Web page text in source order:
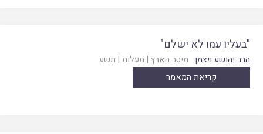
"בעליו עמו לא ישלם"
הרב יהושע ויצמן מיטב הארץ | מעלות | תשע
קריאת המאמר